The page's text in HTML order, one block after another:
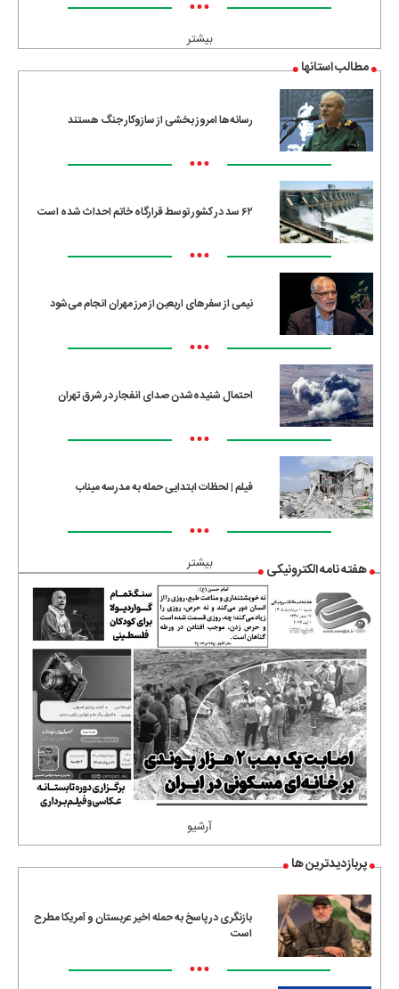
•••
بیشتر
مطالب استانها
رسانه‌ها امروز بخشی از سازوکار جنگ هستند
•••
۶۲ سد در کشور توسط قرارگاه خاتم احداث شده است
•••
نیمی از سفرهای اربعین از مرز مهران انجام می‌شود
•••
احتمال شنیده‌شدن صدای انفجار در شرق تهران
•••
فیلم | لحظات ابتدایی حمله به مدرسه میناب
•••
بیشتر هفته نامه الکترونیکی
آرشیو
پربازدیدترین ها
بازنگری در پاسخ به حمله اخیر عربستان و آمریکا مطرح
است
•••